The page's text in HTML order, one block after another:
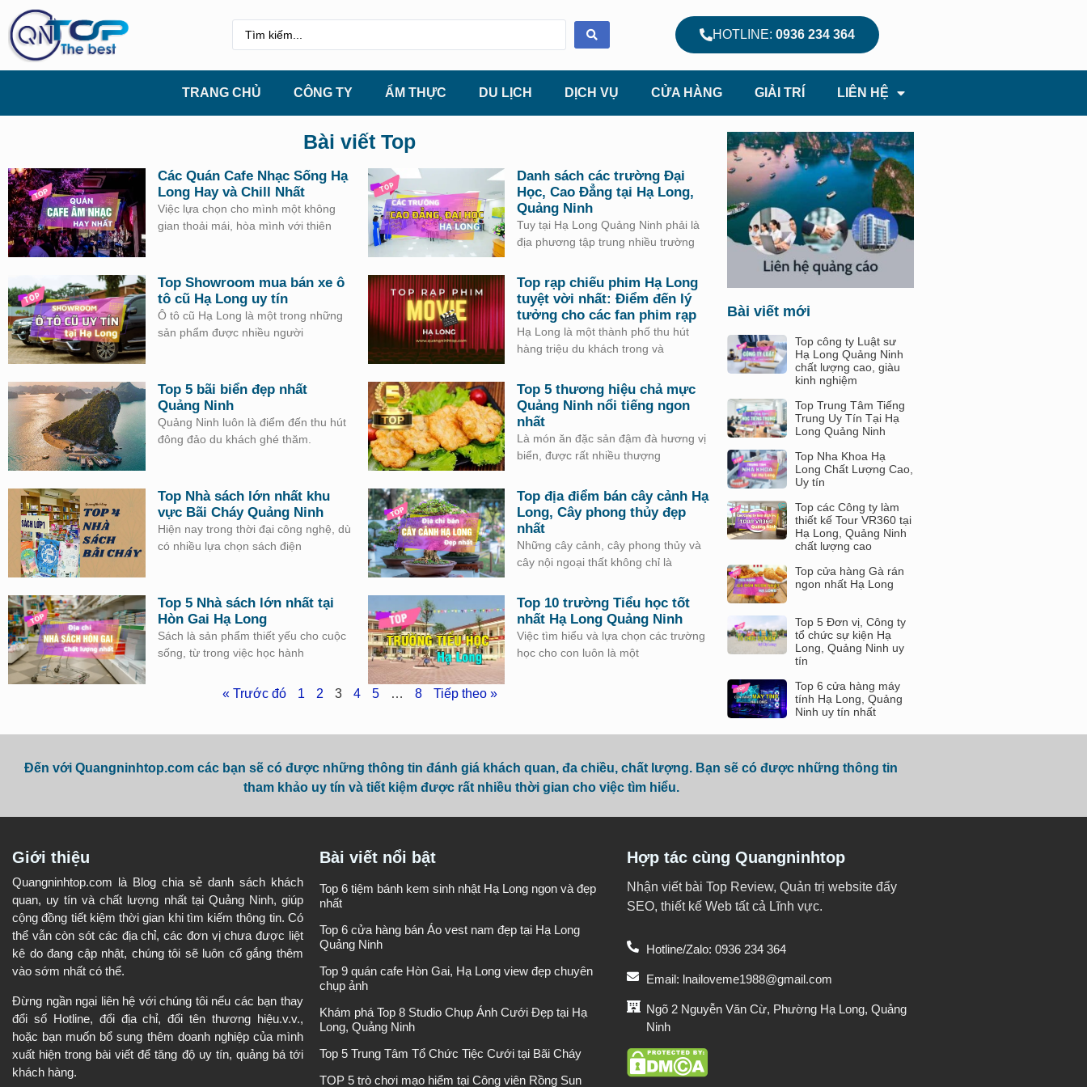
HOTLINE:0936 234 364
TRANG CHỦ CÔNG TY ẨM THỰC DU LỊCH DỊCH VỤ CỬA HÀNG GIẢI TRÍ LIÊN HỆ
Bài viết Top
Các Quán Cafe Nhạc Sống Hạ
Long Hay và Chill Nhất
Việc lựa chọn cho mình một không
gian thoải mái, hòa mình với thiên
Danh sách các trường Đại
Học, Cao Đẳng tại Hạ Long,
Quảng Ninh
Tuy tại Hạ Long Quảng Ninh phải là
địa phương tập trung nhiều trường
Top Showroom mua bán xe ô
tô cũ Hạ Long uy tín
Ô tô cũ Hạ Long là một trong những
sản phẩm được nhiều người
Top rạp chiếu phim Hạ Long
tuyệt vời nhất: Điểm đến lý
tưởng cho các fan phim rạp
Hạ Long là một thành phố thu hút
hàng triệu du khách trong và
Top 5 bãi biển đẹp nhất
Quảng Ninh
Quảng Ninh luôn là điểm đến thu hút
đông đảo du khách ghé thăm.
Top 5 thương hiệu chả mực
Quảng Ninh nổi tiếng ngon
nhất
Là món ăn đặc sản đậm đà hương vị
biển, được rất nhiều thượng
Top Nhà sách lớn nhất khu
vực Bãi Cháy Quảng Ninh
Hiện nay trong thời đại công nghệ, dù
có nhiều lựa chọn sách điện
Top địa điểm bán cây cảnh Hạ
Long, Cây phong thủy đẹp
nhất
Những cây cảnh, cây phong thủy và
cây nội ngoại thất không chỉ là
Top 5 Nhà sách lớn nhất tại
Hòn Gai Hạ Long
Sách là sản phẩm thiết yếu cho cuộc
sống, từ trong việc học hành
Top 10 trường Tiểu học tốt
nhất Hạ Long Quảng Ninh
Việc tìm hiểu và lựa chọn các trường
học cho con luôn là một
« Trước đó 1 2 3 4 5 … 8 Tiếp theo »
Bài viết mới
Top công ty Luật sư
Hạ Long Quảng Ninh
chất lượng cao, giàu
kinh nghiệm
Top Trung Tâm Tiếng
Trung Uy Tín Tại Hạ
Long Quảng Ninh
Top Nha Khoa Hạ
Long Chất Lượng Cao,
Uy tín
Top các Công ty làm
thiết kế Tour VR360 tại
Hạ Long, Quảng Ninh
chất lượng cao
Top cửa hàng Gà rán
ngon nhất Hạ Long
Top 5 Đơn vị, Công ty
tổ chức sự kiện Hạ
Long, Quảng Ninh uy
tín
Top 6 cửa hàng máy
tính Hạ Long, Quảng
Ninh uy tín nhất
Đến với Quangninhtop.com các bạn sẽ có được những thông tin đánh giá khách quan, đa chiều, chất lượng. Bạn sẽ có được những thông tin
tham khảo uy tín và tiết kiệm được rất nhiều thời gian cho việc tìm hiểu.
Giới thiệu
Quangninhtop.com là Blog chia sẻ danh sách khách
quan, uy tín và chất lượng nhất tại Quảng Ninh, giúp
cộng đồng tiết kiệm thời gian khi tìm kiếm thông tin. Có
thể vẫn còn sót các địa chỉ, các đơn vị chưa được liệt
kê do đang cập nhật, chúng tôi sẽ luôn cố gắng thêm
vào sớm nhất có thể.
Đừng ngần ngại liên hệ với chúng tôi nếu các bạn thay
đổi số Hotline, đổi địa chỉ, đổi tên thương hiệu.v.v.,
hoặc bạn muốn bổ sung thêm doanh nghiệp của mình
xuất hiện trong bài viết để tăng độ uy tín, quảng bá tới
khách hàng.
Bài viết nổi bật
Top 6 tiệm bánh kem sinh nhật Hạ Long ngon và đẹp
nhất
Top 6 cửa hàng bán Áo vest nam đẹp tại Hạ Long
Quảng Ninh
Top 9 quán cafe Hòn Gai, Hạ Long view đẹp chuyên
chụp ảnh
Khám phá Top 8 Studio Chụp Ảnh Cưới Đẹp tại Hạ
Long, Quảng Ninh
Top 5 Trung Tâm Tổ Chức Tiệc Cưới tại Bãi Cháy
TOP 5 trò chơi mạo hiểm tại Công viên Rồng Sun
Hợp tác cùng Quangninhtop
Nhận viết bài Top Review, Quản trị website đẩy
SEO, thiết kế Web tất cả Lĩnh vực.
Hotline/Zalo: 0936 234 364
Email: lnailoveme1988@gmail.com
Ngõ 2 Nguyễn Văn Cừ, Phường Hạ Long, Quảng
Ninh